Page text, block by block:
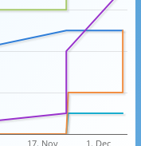
17. Nov 1. Dec